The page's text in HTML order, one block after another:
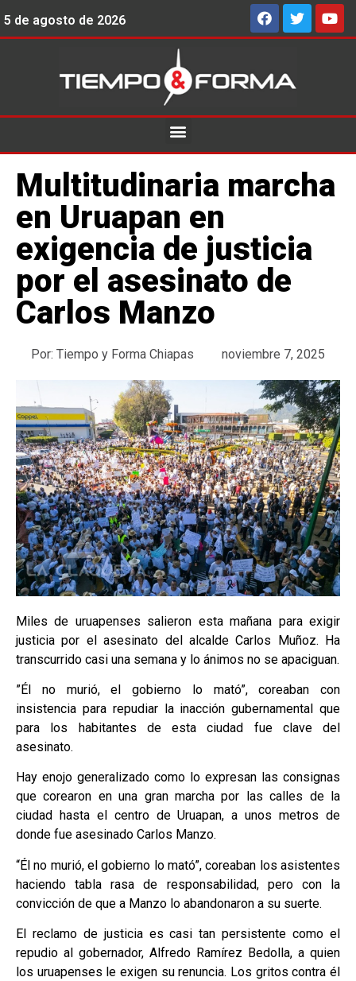
5 de agosto de 2026
Multitudinaria marcha
en Uruapan en
exigencia de justicia
por el asesinato de
Carlos Manzo
Por: Tiempo y Forma Chiapas noviembre 7, 2025
Miles de uruapenses salieron esta mañana para exigir
justicia por el asesinato del alcalde Carlos Muñoz. Ha
transcurrido casi una semana y lo ánimos no se apaciguan.
”Él no murió, el gobierno lo mató”, coreaban con
insistencia para repudiar la inacción gubernamental que
para los habitantes de esta ciudad fue clave del
asesinato.
Hay enojo generalizado como lo expresan las consignas
que corearon en una gran marcha por las calles de la
ciudad hasta el centro de Uruapan, a unos metros de
donde fue asesinado Carlos Manzo.
“Él no murió, el gobierno lo mató”, coreaban los asistentes
haciendo tabla rasa de responsabilidad, pero con la
convicción de que a Manzo lo abandonaron a su suerte.
El reclamo de justicia es casi tan persistente como el
repudio al gobernador, Alfredo Ramírez Bedolla, a quien
los uruapenses le exigen su renuncia. Los gritos contra él